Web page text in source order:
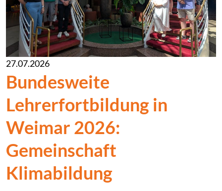
27.07.2026
Bundesweite
Lehrerfortbildung in
Weimar 2026:
Gemeinschaft
Klimabildung